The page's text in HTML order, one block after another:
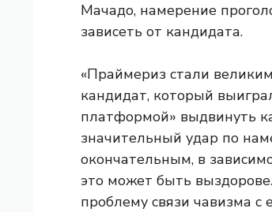
Мачадо, намерение
зависеть от кандидата.
«Праймериз стали
кандидат, который
платформой» выдвинуть
значительный удар по
окончательным, в
это может быть
проблему связи чавизма с